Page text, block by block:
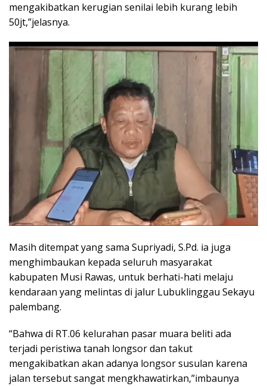
mengakibatkan kerugian senilai lebih kurang lebih
50jt,”jelasnya.
Masih ditempat yang sama Supriyadi, S.Pd. ia juga
menghimbaukan kepada seluruh masyarakat
kabupaten Musi Rawas, untuk berhati-hati melaju
kendaraan yang melintas di jalur Lubuklinggau Sekayu
palembang.
“Bahwa di RT.06 kelurahan pasar muara beliti ada
terjadi peristiwa tanah longsor dan takut
mengakibatkan akan adanya longsor susulan karena
jalan tersebut sangat mengkhawatirkan,”imbaunya